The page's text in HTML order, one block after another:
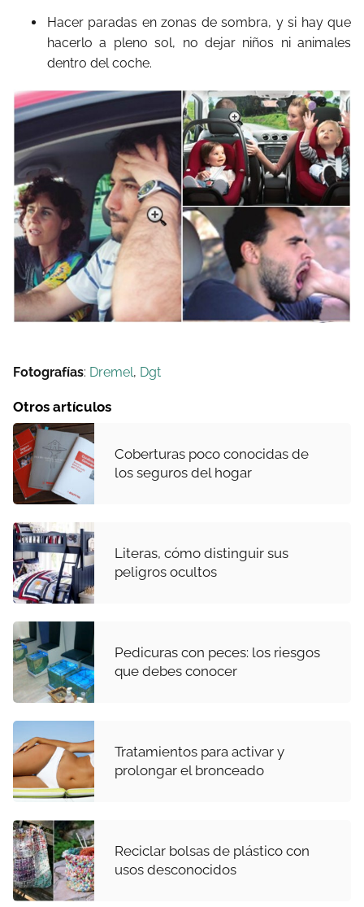
Hacer paradas en zonas de sombra, y si hay que
hacerlo a pleno sol, no dejar niños ni animales
dentro del coche.
Fotografías: Dremel, Dgt
Otros artículos
Coberturas poco conocidas de
los seguros del hogar
Literas, cómo distinguir sus
peligros ocultos
Pedicuras con peces: los riesgos
que debes conocer
Tratamientos para activar y
prolongar el bronceado
Reciclar bolsas de plástico con
usos desconocidos